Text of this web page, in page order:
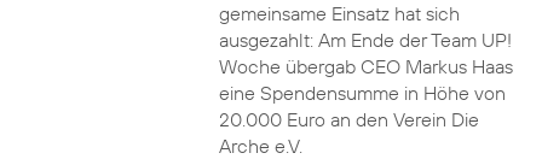
gemeinsame Einsatz hat sich
ausgezahlt: Am Ende der Team UP!
Woche übergab CEO Markus Haas
eine Spendensumme in Höhe von
20.000 Euro an den Verein Die
Arche e.V.